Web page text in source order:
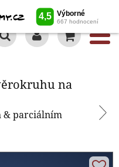
na
& parciálním
na